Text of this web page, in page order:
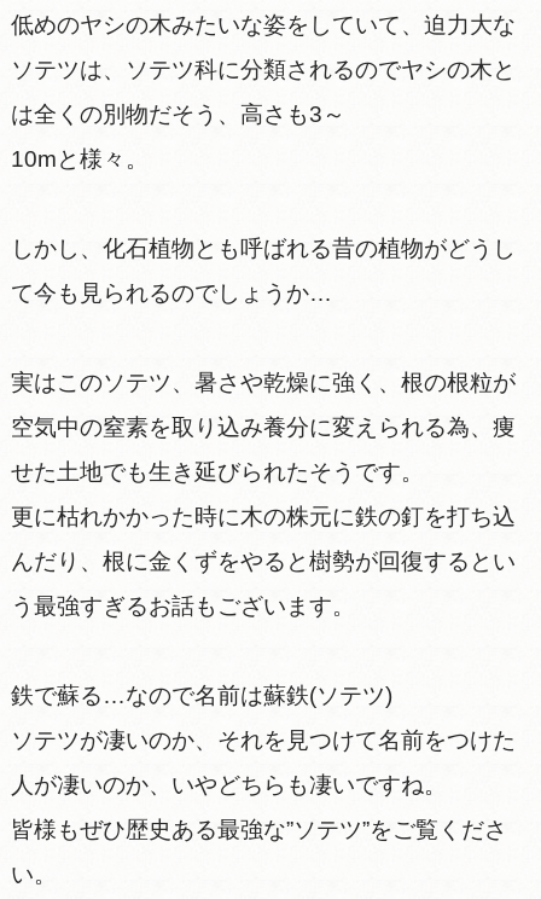
低めのヤシの木みたいな姿をしていて、迫力大な
ソテツは、ソテツ科に分類されるのでヤシの木と
は全くの別物だそう、高さも3～
10mと様々。
しかし、化石植物とも呼ばれる昔の植物がどうし
て今も見られるのでしょうか…
実はこのソテツ、暑さや乾燥に強く、根の根粒が
空気中の窒素を取り込み養分に変えられる為、痩
せた土地でも生き延びられたそうです。
更に枯れかかった時に木の株元に鉄の釘を打ち込
んだり、根に金くずをやると樹勢が回復するとい
う最強すぎるお話もございます。
鉄で蘇る…なので名前は蘇鉄(ソテツ)
ソテツが凄いのか、それを見つけて名前をつけた
人が凄いのか、いやどちらも凄いですね。
皆様もぜひ歴史ある最強な”ソテツ”をご覧くださ
い。